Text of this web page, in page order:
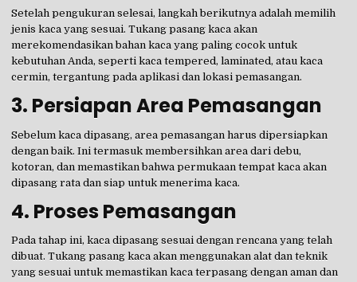
Setelah pengukuran selesai, langkah berikutnya adalah memilih
jenis kaca yang sesuai. Tukang pasang kaca akan
merekomendasikan bahan kaca yang paling cocok untuk
kebutuhan Anda, seperti kaca tempered, laminated, atau kaca
cermin, tergantung pada aplikasi dan lokasi pemasangan.
3. Persiapan Area Pemasangan
Sebelum kaca dipasang, area pemasangan harus dipersiapkan
dengan baik. Ini termasuk membersihkan area dari debu,
kotoran, dan memastikan bahwa permukaan tempat kaca akan
dipasang rata dan siap untuk menerima kaca.
4. Proses Pemasangan
Pada tahap ini, kaca dipasang sesuai dengan rencana yang telah
dibuat. Tukang pasang kaca akan menggunakan alat dan teknik
yang sesuai untuk memastikan kaca terpasang dengan aman dan